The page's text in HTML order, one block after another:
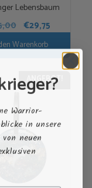
Lebensbaum
Ursprünglicher
Preis
war:
€29,75Aktueller
ist:
€29,75.
Warenkorb
ANGEBOT!
Warrior-
in unsere
neuen